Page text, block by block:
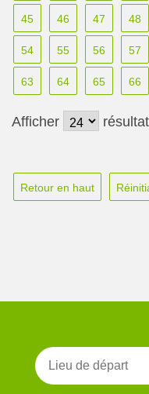
45 46 47 48
54 55 56 57
63 64 65 66
Afficher
Retour en haut